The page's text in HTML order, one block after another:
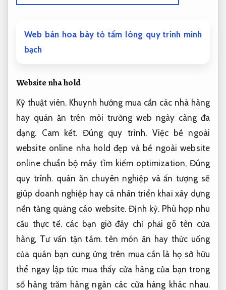
Web bán hoa bày tỏ tấm lòng quy trình minh
bạch
Website nha hold
Kỹ thuật viên. Khuynh hướng mua cần các nhà hàng
hay quán ăn trên môi trường web ngày càng đa
dạng. Cam kết. Đúng quy trình. Việc bề ngoài
website online nha hold đẹp và bề ngoài website
online chuẩn bộ máy tìm kiếm optimization, Đúng
quy trình. quán ăn chuyên nghiệp và ấn tượng sẽ
giúp doanh nghiệp hay cá nhân triển khai xây dựng
nền tảng quảng cáo website.Định kỳ. Phù hợp nhu
cầu thực tế.các bạn giờ đây chỉ phải gõ tên cửa
hàng, Tư vấn tận tâm.tên món ăn hay thức uống
của quán bạn cung ứng trên mua cần là họ sở hữu
thể ngay lập tức mua thấy cửa hàng của bạn trong
số hàng trăm hàng ngàn các cửa hàng khác nhau.